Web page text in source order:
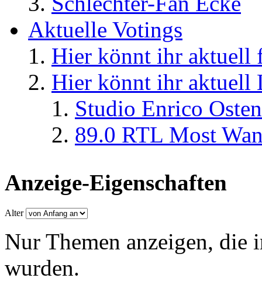
Aktuelle Votings
Hier könnt ihr aktuell
Hier könnt ihr aktuell
Studio Enrico
89.0 RTL Most
Anzeige-Eigenschaften
Alter
Nur Themen anzeigen, die
wurden.